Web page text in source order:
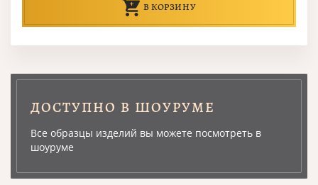
В КОРЗИНУ
ДОСТУПНО В ШОУРУМЕ
Все образцы изделий вы можете посмотреть в
шоуруме